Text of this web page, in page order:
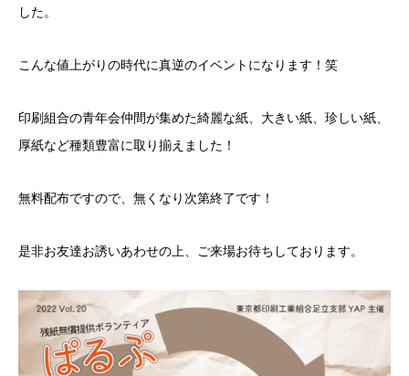
した。
こんな値上がりの時代に真逆のイベントになります！笑
印刷組合の青年会仲間が集めた綺麗な紙、大きい紙、珍しい紙、
厚紙など種類豊富に取り揃えました！
無料配布ですので、無くなり次第終了です！
是非お友達お誘いあわせの上、ご来場お待ちしております。